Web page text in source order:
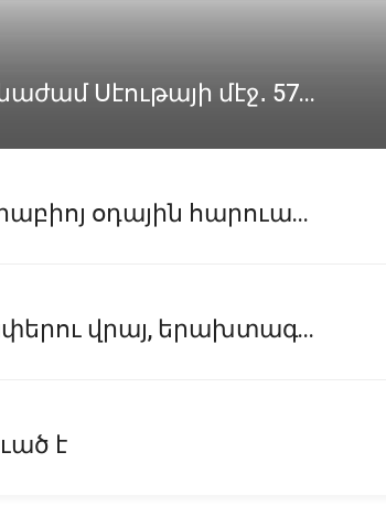
Սէութայի մէջ․ 57...
օդային հարուա...
վրայ, երախտագ...
է